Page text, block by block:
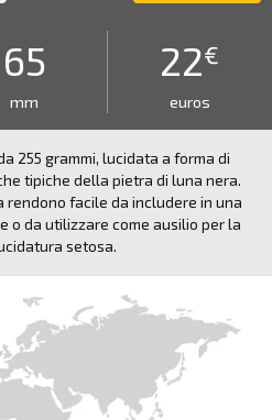
65
mm
22€
euros
255 grammi, lucidata a forma di
tipiche della pietra di luna nera.
rendono facile da includere in una
o da utilizzare come ausilio per la
setosa.